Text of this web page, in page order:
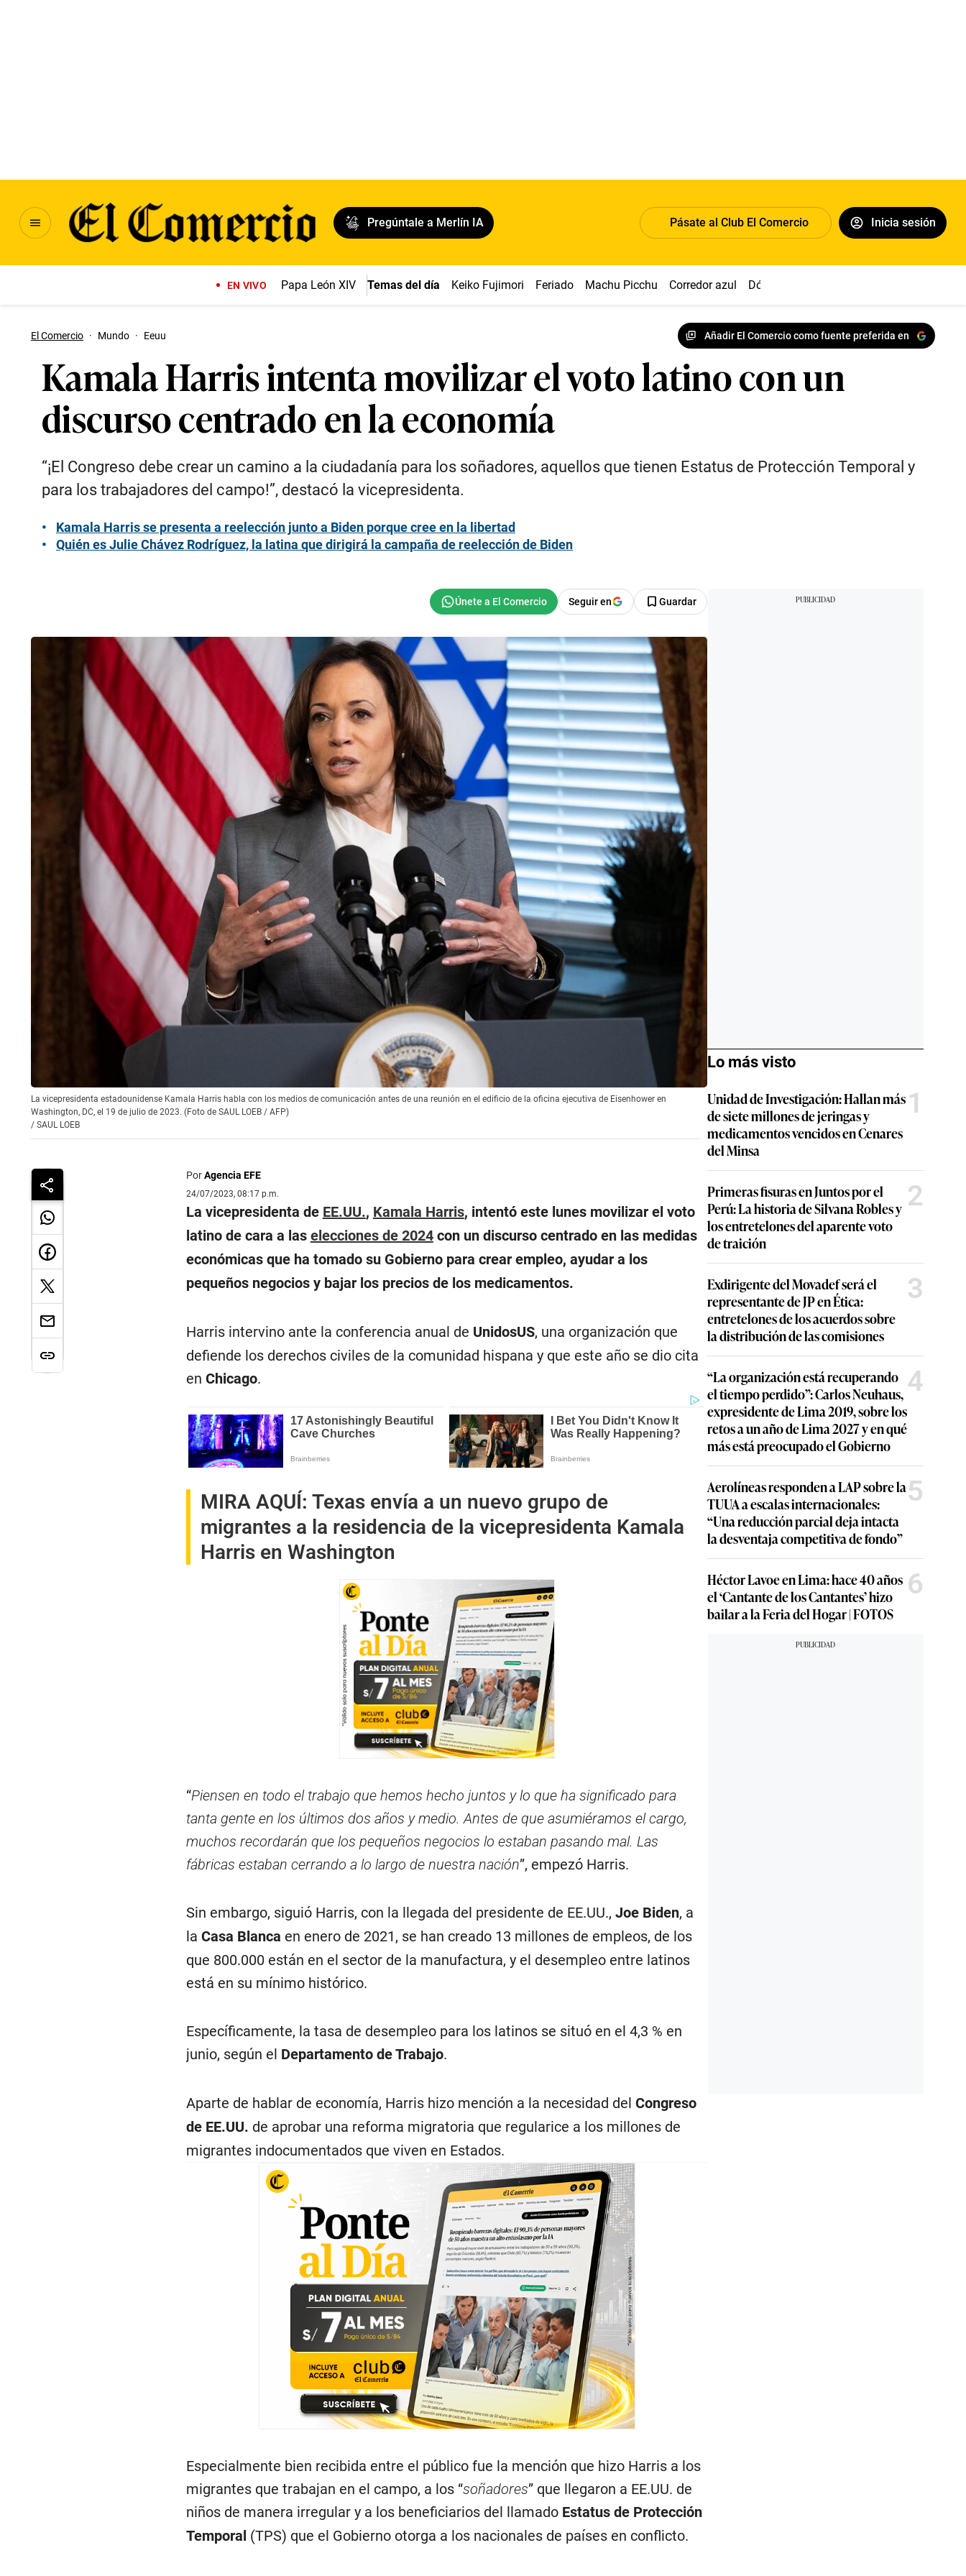
Pregúntale a Merlín IA Pásate al Club El Comercio Inicia sesión
EN VIVO Papa León XIV Temas del día Keiko Fujimori Feriado Machu Picchu Corredor azul Dólar
El Comercio · Mundo · Eeuu Añadir El Comercio como fuente preferida en
Kamala Harris intenta movilizar el voto latino con un
discurso centrado en la economía
“¡El Congreso debe crear un camino a la ciudadanía para los soñadores, aquellos que tienen Estatus de Protección Temporal y
para los trabajadores del campo!”, destacó la vicepresidenta.
Kamala Harris se presenta a reelección junto a Biden porque cree en la libertad
Quién es Julie Chávez Rodríguez, la latina que dirigirá la campaña de reelección de Biden
Seguir en Guardar
La vicepresidenta estadounidense Kamala Harris habla con los medios de comunicación antes de una reunión en el edificio de la oficina ejecutiva de Eisenhower en
Washington, DC, el 19 de julio de 2023. (Foto de SAUL LOEB / AFP)
/ SAUL LOEB
PorAgencia EFE
24/07/2023, 08:17 p.m.
La vicepresidenta de EE.UU., Kamala Harris, intentó este lunes movilizar el voto
latino de cara a las elecciones de 2024con un discurso centrado en las medidas
económicas que ha tomado su Gobierno para crear empleo, ayudar a los
pequeños negocios y bajar los precios de los medicamentos.
Harris intervino ante la conferencia anual de UnidosUS, una organización que
defiende los derechos civiles de la comunidad hispana y que este año se dio cita
en Chicago.
MIRA AQUÍ: Texas envía a un nuevo grupo de
migrantes a la residencia de la vicepresidenta Kamala
Harris en Washington
“Piensen en todo el trabajo que hemos hecho juntos y lo que ha significado para
tanta gente en los últimos dos años y medio. Antes de que asumiéramos el cargo,
muchos recordarán que los pequeños negocios lo estaban pasando mal. Las
fábricas estaban cerrando a lo largo de nuestra nación”, empezó Harris.
Sin embargo, siguió Harris, con la llegada del presidente de EE.UU., Joe Biden, a
la Casa Blanca en enero de 2021, se han creado 13 millones de empleos, de los
que 800.000 están en el sector de la manufactura, y el desempleo entre latinos
está en su mínimo histórico.
Específicamente, la tasa de desempleo para los latinos se situó en el 4,3 % en
junio, según el Departamento de Trabajo.
Aparte de hablar de economía, Harris hizo mención a la necesidad del Congreso
de EE.UU. de aprobar una reforma migratoria que regularice a los millones de
migrantes indocumentados que viven en Estados.
Especialmente bien recibida entre el público fue la mención que hizo Harris a los
migrantes que trabajan en el campo, a los “soñadores” que llegaron a EE.UU. de
niños de manera irregular y a los beneficiarios del llamado Estatus de Protección
Temporal (TPS) que el Gobierno otorga a los nacionales de países en conflicto.
Lo más visto
Unidad de Investigación: Hallan más
de siete millones de jeringas y
medicamentos vencidos en Cenares
del Minsa
1
Primeras fisuras en Juntos por el
Perú: La historia de Silvana Robles y
los entretelones del aparente voto
de traición
2
Exdirigente del Movadef será el
representante de JP en Ética:
entretelones de los acuerdos sobre
la distribución de las comisiones
3
“La organización está recuperando
el tiempo perdido”: Carlos Neuhaus,
expresidente de Lima 2019, sobre los
retos a un año de Lima 2027 y en qué
más está preocupado el Gobierno
4
Aerolíneas responden a LAP sobre la
TUUA a escalas internacionales:
“Una reducción parcial deja intacta
la desventaja competitiva de fondo”
5
Héctor Lavoe en Lima: hace 40 años
el ‘Cantante de los Cantantes’ hizo
bailar a la Feria del Hogar | FOTOS
6